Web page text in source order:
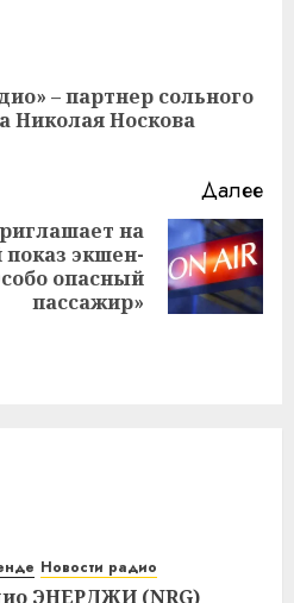
– партнер сольного
Николая Носкова
Далее
на
экшен-
опасный
пассажир»
Новости радио
ЭНЕРДЖИ (NRG)